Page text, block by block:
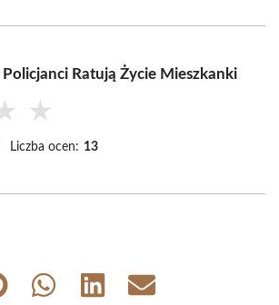
Ratują Życie Mieszkanki
★
Liczba ocen: 13
Share
Share
Share